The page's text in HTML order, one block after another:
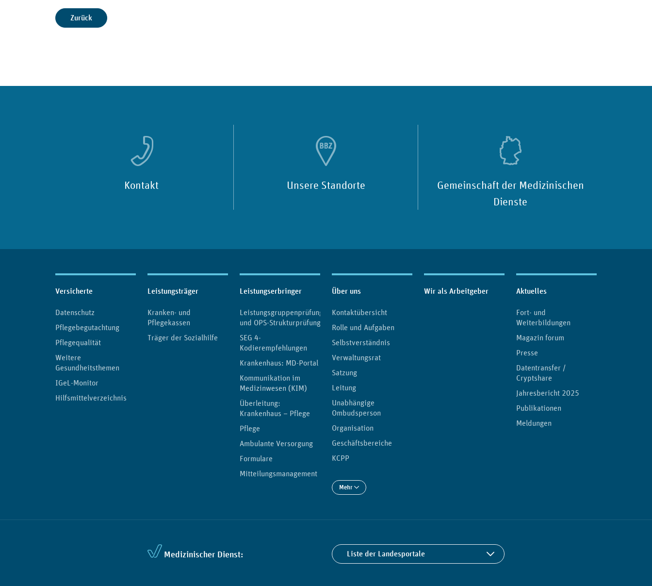
Zurück
Kontakt Unsere Standorte
Gemeinschaft der Medizinischen
Dienste
Inhaltsübersicht
Versicherte
Datenschutz
Pflegebegutachtung
Pflegequalität
Weitere
Gesundheitsthemen
IGeL-Monitor
Hilfsmittelverzeichnis
Leistungsträger
Kranken- und
Pflegekassen
Träger der Sozialhilfe
Leistungserbringer
Leistungsgruppenprüfung
und OPS-Strukturprüfung
SEG 4-
Kodierempfehlungen
Krankenhaus: MD-Portal
Kommunikation im
Medizinwesen (KIM)
Überleitung:
Krankenhaus – Pflege
Pflege
Ambulante Versorgung
Formulare
Mitteilungsmanagement
Über uns
Kontaktübersicht
Rolle und Aufgaben
Selbstverständnis
Verwaltungsrat
Satzung
Leitung
Unabhängige
Ombudsperson
Organisation
Geschäftsbereiche
KCPP
Mehr
Wir als Arbeitgeber Aktuelles
Fort- und
Weiterbildungen
Magazin forum
Presse
Datentransfer /
Cryptshare
Jahresbericht 2025
Publikationen
Meldungen
Medizinischer Dienst: Liste der Landesportale